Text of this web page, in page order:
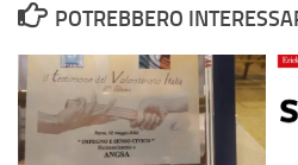
POTREBBERO